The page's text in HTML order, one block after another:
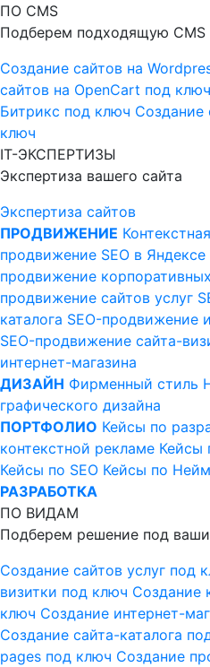
ПО CMS
Подберем подходящую CMS
Создание сайтов на
сайтов на OpenCart под ключ
Битрикс под ключ Создание
ключ
IT-ЭКСПЕРТИЗЫ
Экспертиза вашего сайта
Экспертиза сайтов
ПРОДВИЖЕНИЕ
продвижение SEO в Яндексе
продвижение
продвижение сайтов услуг
каталога SEO-продвижение
SEO-продвижение сайта-
интернет-магазина
ДИЗАЙН Фирменный стиль
графического дизайна
ПОРТФОЛИО Кейсы по
контекстной рекламе Кейсы
Кейсы по SEO Кейсы по
РАЗРАБОТКА
ПО ВИДАМ
Подберем решение под
Создание сайтов услуг под
визитки под ключ Создание
ключ Создание интернет-
Создание сайта-каталога
pages под ключ Создание